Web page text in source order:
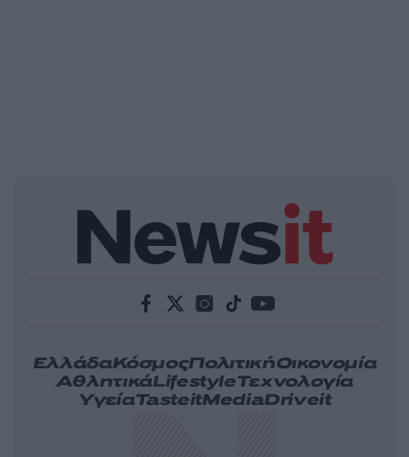
ΕλλάδαΚόσμοςΠολιτικήΟικονομία
ΑθλητικάLifestyleΤεχνολογία
ΥγείαTasteitMediaDriveit